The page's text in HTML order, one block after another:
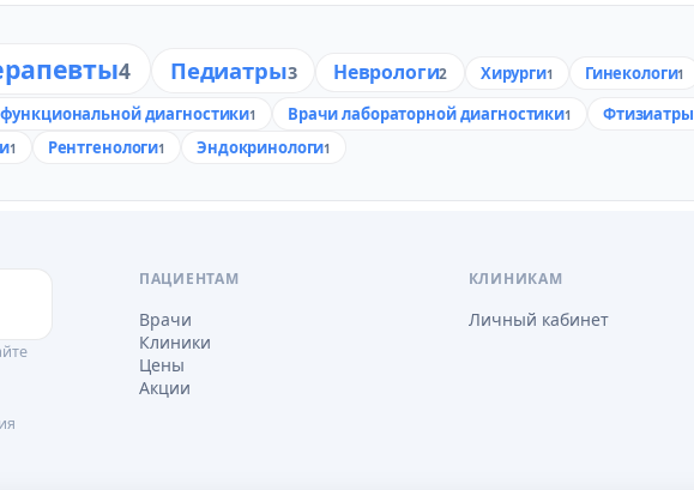
4 Педиатры3 Неврологи2 Хирурги1 Гинекологи1
диагностики1 Врачи лабораторной диагностики1 Фтизиатры
1 Рентгенологи1 Эндокринологи1
ПАЦИЕНТАМ
Врачи
Клиники
Цены
Акции
КЛИНИКАМ
Личный кабинет